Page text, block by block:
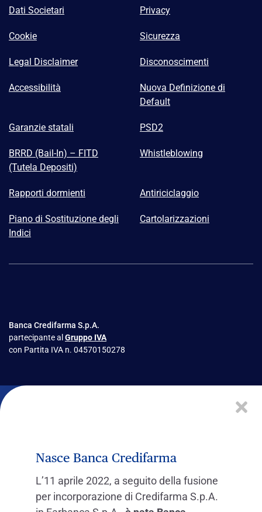
Dati Societari Privacy
Cookie Sicurezza
Legal Disclaimer Disconoscimenti
Accessibilità
Nuova Definizione di
Default
Garanzie statali PSD2
BRRD (Bail-In) – FITD
(Tutela Depositi)
Whistleblowing
Rapporti dormienti Antiriciclaggio
Piano di Sostituzione degli
Indici
Cartolarizzazioni
Banca Credifarma S.p.A.
partecipante alGruppo IVA
con Partita IVA n. 04570150278
Nasce Banca Credifarma
L’11 aprile 2022, a seguito della fusione
per incorporazione di Credifarma S.p.A.